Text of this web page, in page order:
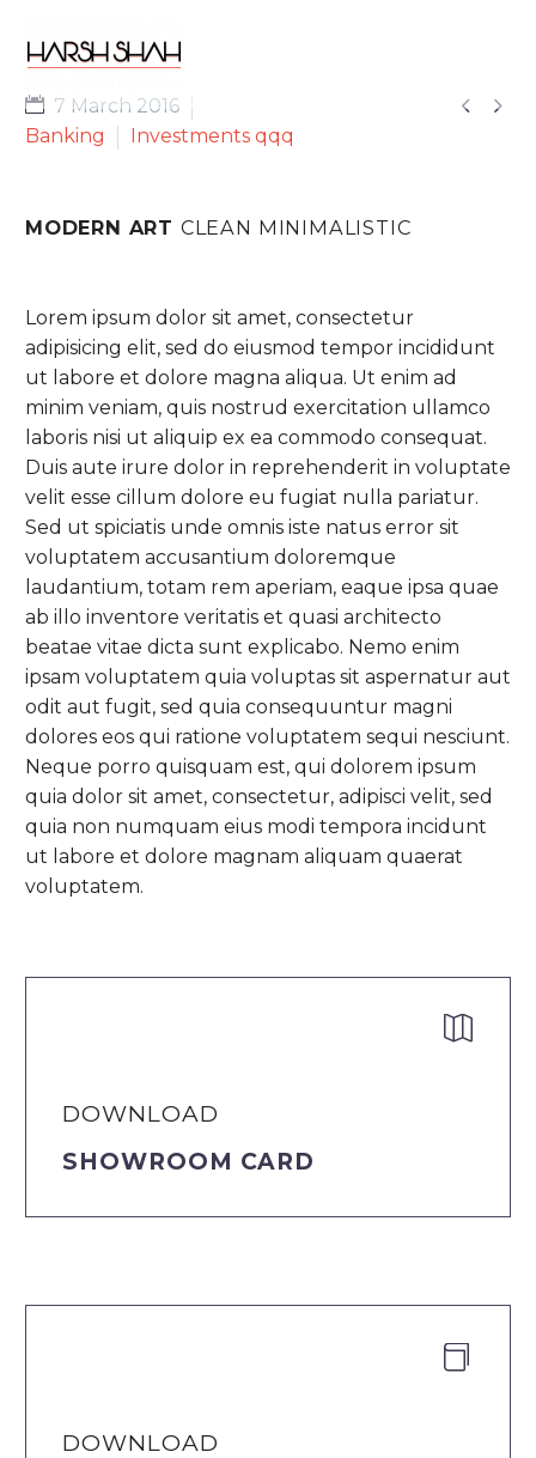
 
7 March 2016
Banking
Investments qqq
MODERN ART CLEAN MINIMALISTIC
Lorem ipsum dolor sit amet, consectetur
adipisicing elit, sed do eiusmod tempor incididunt
ut labore et dolore magna aliqua. Ut enim ad
minim veniam, quis nostrud exercitation ullamco
laboris nisi ut aliquip ex ea commodo consequat.
Duis aute irure dolor in reprehenderit in voluptate
velit esse cillum dolore eu fugiat nulla pariatur.
Sed ut spiciatis unde omnis iste natus error sit
voluptatem accusantium doloremque
laudantium, totam rem aperiam, eaque ipsa quae
ab illo inventore veritatis et quasi architecto
beatae vitae dicta sunt explicabo. Nemo enim
ipsam voluptatem quia voluptas sit aspernatur aut
odit aut fugit, sed quia consequuntur magni
dolores eos qui ratione voluptatem sequi nesciunt.
Neque porro quisquam est, qui dolorem ipsum
quia dolor sit amet, consectetur, adipisci velit, sed
quia non numquam eius modi tempora incidunt
ut labore et dolore magnam aliquam quaerat
voluptatem.


DOWNLOAD
SHOWROOM CARD


DOWNLOAD